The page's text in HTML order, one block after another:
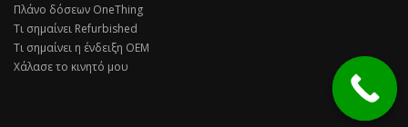
Πλάνο δόσεων OneThing
Τι σημαίνει Refurbished
Τι σημαίνει η ένδειξη ΟΕΜ
Χάλασε το κινητό μου